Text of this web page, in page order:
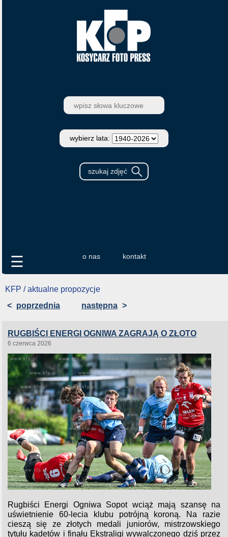
wybierz lata:
o nas kontakt
☰
KFP / aktualne propozycje
< poprzednia następna >
RUGBIŚCI ENERGI OGNIWA ZAGRAJĄ O ZŁOTO
6 czerwca 2026
Rugbiści Energi Ogniwa Sopot wciąż mają szansę na
uświetnienie 60-lecia klubu potrójną koroną. Na razie
cieszą się ze złotych medali juniorów, mistrzowskiego
tytułu kadetów i finału Ekstraligi wywalczonego dziś przez